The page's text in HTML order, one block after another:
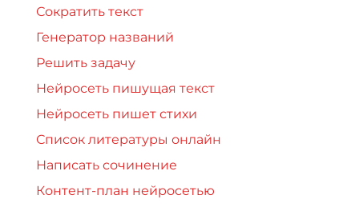
Сократить текст
Генератор названий
Решить задачу
Нейросеть пишущая текст
Нейросеть пишет стихи
Список литературы онлайн
Написать сочинение
Контент-план нейросетью